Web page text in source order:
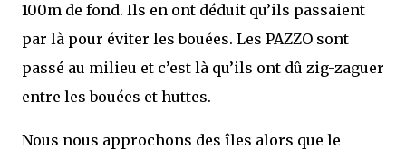
100m de fond. Ils en ont déduit qu’ils passaient
par là pour éviter les bouées. Les PAZZO sont
passé au milieu et c’est là qu’ils ont dû zig-zaguer
entre les bouées et huttes.
Nous nous approchons des îles alors que le